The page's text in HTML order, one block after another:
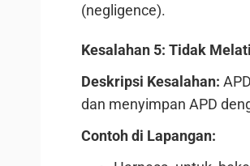
(negligence).
Kesalahan 5: Tidak
Deskripsi Kesalahan:
dan menyimpan APD
Contoh di Lapangan: